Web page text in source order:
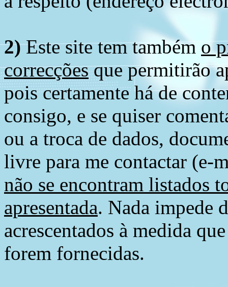
2)Este site tem também o
correcçõesque permitirão
pois certamente há de
consigo, e se quiser
ou a troca de dados,
livre para me contactar (e-
não se encontram listados
apresentada. Nada impede
acrescentados à medida
forem fornecidas.